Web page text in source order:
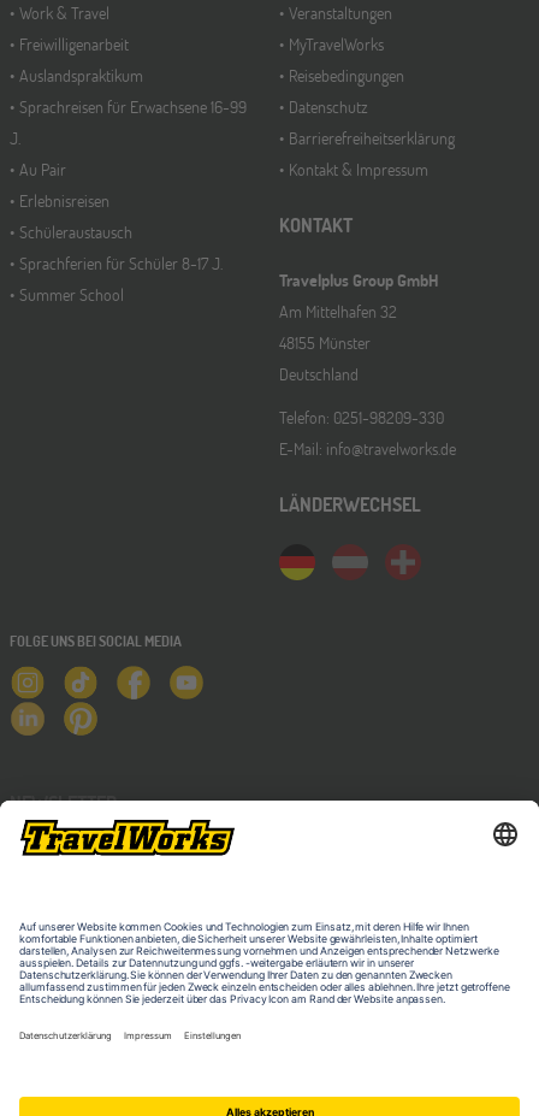
Work & Travel
Freiwilligenarbeit
Auslandspraktikum
Sprachreisen für Erwachsene 16-99
J.
Au Pair
Erlebnisreisen
Schüleraustausch
Sprachferien für Schüler 8-17 J.
Summer School
Veranstaltungen
MyTravelWorks
Reisebedingungen
Datenschutz
Barrierefreiheitserklärung
Kontakt & Impressum
KONTAKT
Travelplus Group GmbH
Am Mittelhafen 32
48155 Münster
Deutschland
Telefon: 0251-98209-330
E-Mail: info@travelworks.de
LÄNDERWECHSEL
FOLGE UNS BEI SOCIAL MEDIA
NEWSLETTER